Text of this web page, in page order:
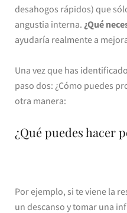
desahogos rápidos) que
angustia interna. ¿Qué
ayudaría realmente a
Una vez que has
paso dos: ¿Cómo puedes
otra manera:
¿Qué puedes hacer
Por ejemplo, si te viene la
un descanso y tomar una